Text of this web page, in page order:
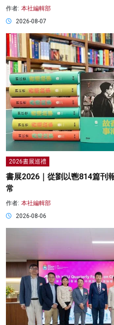
作者: 本社編輯部
2026-08-07
2026書展巡禮
書展2026｜從劉以鬯814篇刊
常
作者: 本社編輯部
2026-08-06